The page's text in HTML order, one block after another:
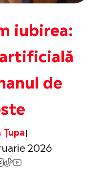
iubirea:
de
Țupa
2026